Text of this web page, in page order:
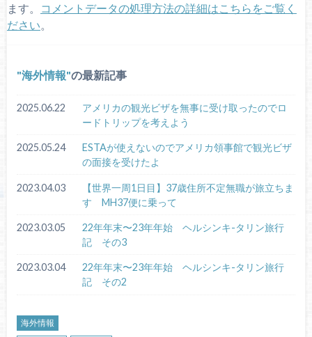
ます。
コメントデータの処理方法の詳細はこちらをご覧く
ださい。
海外情報 の最新記事
2025.06.22
アメリカの観光ビザを無事に受け取ったのでロ
ードトリップを考えよう
2025.05.24
ESTAが使えないのでアメリカ領事館で観光ビザ
の面接を受けたよ
2023.04.03
【世界一周1日目】37歳住所不定無職が旅立ちま
す MH37便に乗って
2023.03.05
22年年末〜23年年始 ヘルシンキ-タリン旅行
記 その3
2023.03.04
22年年末〜23年年始 ヘルシンキ-タリン旅行
記 その2
海外情報